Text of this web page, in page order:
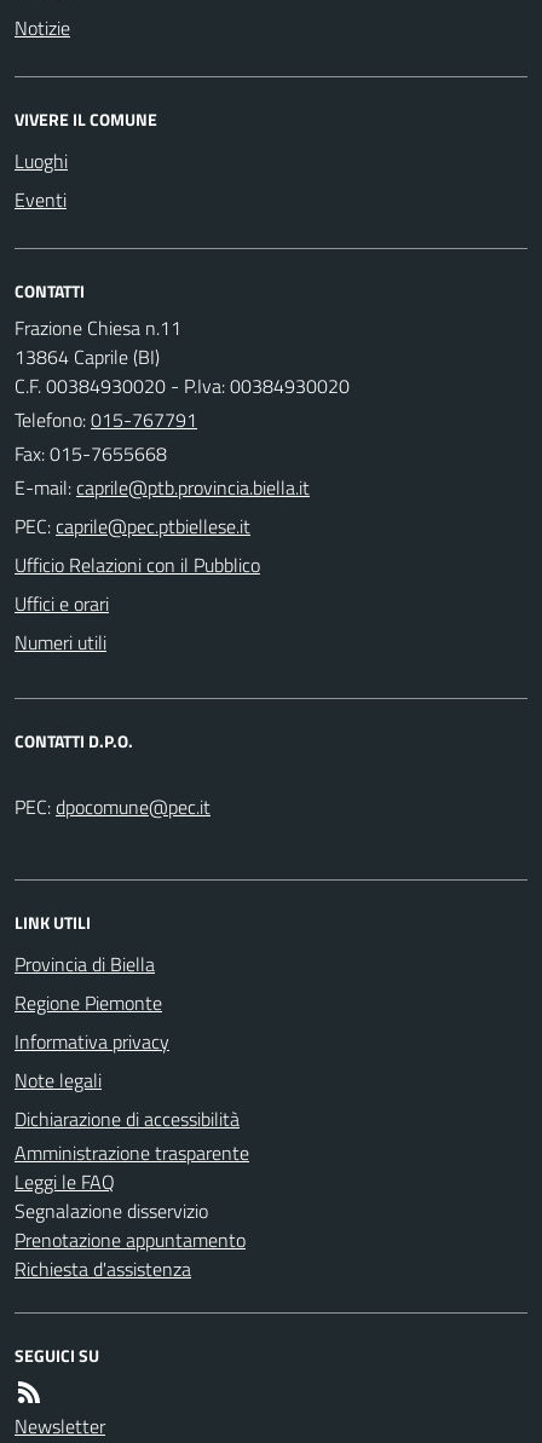
Notizie
VIVERE IL COMUNE
Luoghi
Eventi
CONTATTI
Frazione Chiesa n.11
13864 Caprile (BI)
C.F. 00384930020 - P.Iva: 00384930020
Telefono:015-767791
Fax: 015-7655668
E-mail:
PEC:
Ufficio Relazioni con il Pubblico
Uffici e orari
Numeri utili
CONTATTI D.P.O.
PEC:
LINK UTILI
Provincia di Biella
Regione Piemonte
Informativa privacy
Note legali
Dichiarazione di accessibilità
Amministrazione trasparente
Leggi le FAQ
Segnalazione disservizio
Prenotazione appuntamento
Richiesta d'assistenza
SEGUICI SU
Newsletter